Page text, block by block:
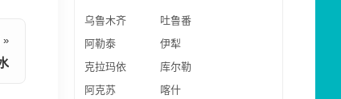
»
乌鲁木齐
吐鲁番
阿勒泰
伊犁
克拉玛依
库尔勒
阿克苏
喀什